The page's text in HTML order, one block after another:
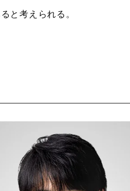
と考えられる。